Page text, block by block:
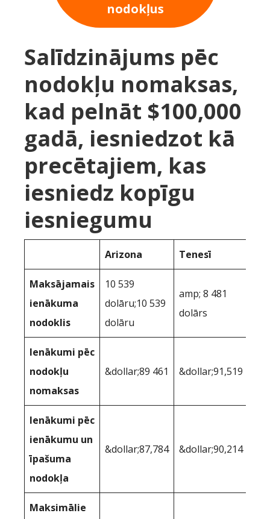
nodokļus
Salīdzinājums pēc
nodokļu nomaksas,
kad pelnāt $100,000
gadā, iesniedzot kā
precētajiem, kas
iesniedz kopīgu
iesniegumu
Arizona Tenesī
Maksājamais
ienākuma
nodoklis
10 539
dolāru;10 539
dolāru
amp; 8 481
dolārs
Ienākumi pēc
nodokļu
nomaksas
&dollar;89 461 &dollar;91,519
Ienākumi pēc
ienākumu un
īpašuma
nodokļa
&dollar;87,784 &dollar;90,214
Maksimālie